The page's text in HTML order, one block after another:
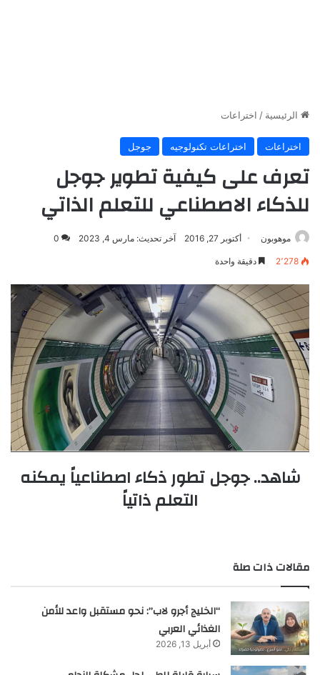
الرئيسية / اختراعات
اختراعات اختراعات تكنولوجيه جوجل
تعرف على كيفية تطوير جوجل
للذكاء الاصطناعي للتعلم الذاتي
موهوبون أكتوبر 27, 2016 آخر تحديث: مارس 4, 2023 0
2٬278 دقيقة واحدة
شاهد.. جوجل تطور ذكاء اصطناعياً يمكنه
التعلم ذاتياً
مقالات ذات صلة
“الخليج أجرو لاب”: نحو مستقبل واعد للأمن
الغذائي العربي
أبريل 13, 2026